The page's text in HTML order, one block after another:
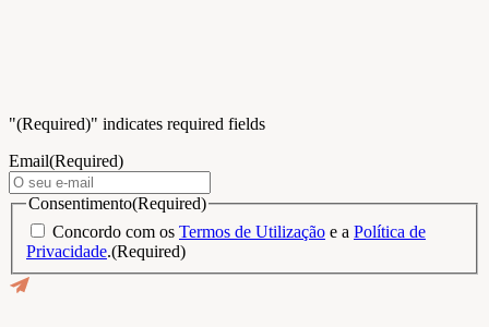
"(Required)" indicates required fields
Email(Required)
Consentimento(Required)
Concordo com os Termos de Utilização e a Política de
Privacidade.(Required)